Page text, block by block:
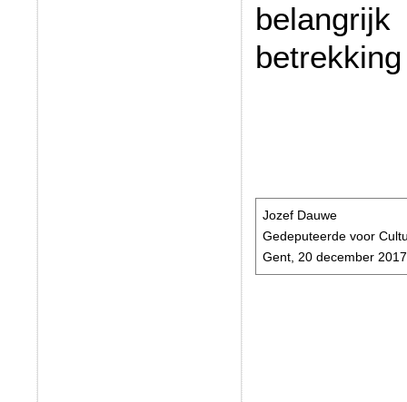
Jozef Dauwe
Gedeputeerde voor
Gent, 20 december 2017